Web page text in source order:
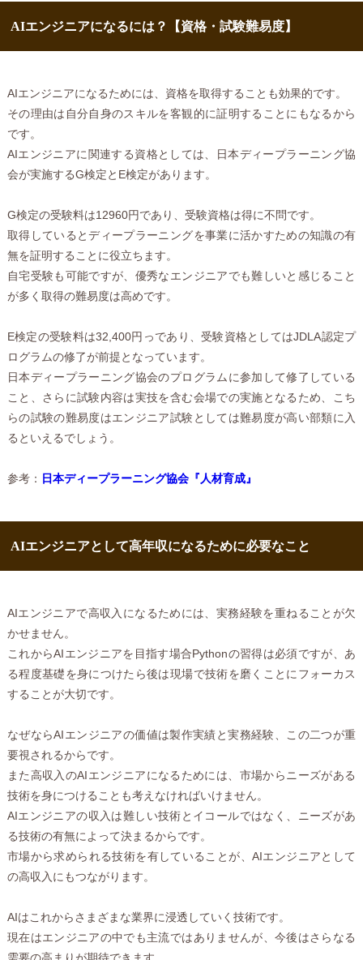
AIエンジニアになるには？【資格・試験難易度】
AIエンジニアになるためには、資格を取得することも効果的です。
その理由は自分自身のスキルを客観的に証明することにもなるから
です。
AIエンジニアに関連する資格としては、日本ディープラーニング協
会が実施するG検定とE検定があります。
G検定の受験料は12960円であり、受験資格は得に不問です。
取得しているとディープラーニングを事業に活かすための知識の有
無を証明することに役立ちます。
自宅受験も可能ですが、優秀なエンジニアでも難しいと感じること
が多く取得の難易度は高めです。
E検定の受験料は32,400円っであり、受験資格としてはJDLA認定プ
ログラムの修了が前提となっています。
日本ディープラーニング協会のプログラムに参加して修了している
こと、さらに試験内容は実技を含む会場での実施となるため、こち
らの試験の難易度はエンジニア試験としては難易度が高い部類に入
るといえるでしょう。
参考： 日本ディープラーニング協会『人材育成』
AIエンジニアとして高年収になるために必要なこと
AIエンジニアで高収入になるためには、実務経験を重ねることが欠
かせません。
これからAIエンジニアを目指す場合Pythonの習得は必須ですが、あ
る程度基礎を身につけたら後は現場で技術を磨くことにフォーカス
することが大切です。
なぜならAIエンジニアの価値は製作実績と実務経験、この二つが重
要視されるからです。
また高収入のAIエンジニアになるためには、市場からニーズがある
技術を身につけることも考えなければいけません。
AIエンジニアの収入は難しい技術とイコールではなく、ニーズがあ
る技術の有無によって決まるからです。
市場から求められる技術を有していることが、AIエンジニアとして
の高収入にもつながります。
AIはこれからさまざまな業界に浸透していく技術です。
現在はエンジニアの中でも主流ではありませんが、今後はさらなる
需要の高まりが期待できます。